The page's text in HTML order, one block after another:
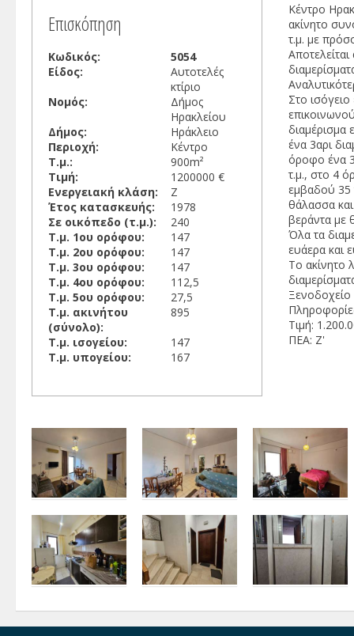
Επισκόπηση
Κωδικός:
5054
Είδος:
Αυτοτελές
κτίριο
Νομός:
Δήμος
Ηρακλείου
Δήμος:
Ηράκλειο
Περιοχή:
Κέντρο
Τ.μ.:
900m²
Τιμή:
1200000 €
Ενεργειακή κλάση:
Ζ
Έτος κατασκευής:
1978
Σε οικόπεδο (τ.μ.):
240
Τ.μ. 1ου ορόφου:
147
Τ.μ. 2ου ορόφου:
147
Τ.μ. 3ου ορόφου:
147
Τ.μ. 4ου ορόφου:
112,5
Τ.μ. 5ου ορόφου:
27,5
Τ.μ. ακινήτου
(σύνολο):
895
Τ.μ. ισογείου:
147
Τ.μ. υπογείου:
167
Κέντρο
ακίνητο
τ.μ. με
Στο
διαμέρισμα
ένα 3αρι
όροφο ένα
τ.μ., στο 4
εμβαδού 35
θάλασσα
βεράντα με
Όλα τα
ευάερα και
Το ακίνητο
Τιμή:
ΠΕΑ: Ζ'